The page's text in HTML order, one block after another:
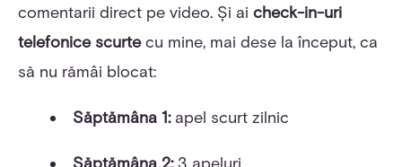
comentarii direct pe video. Și ai check-in-uri
telefonice scurtecu mine, mai dese la început, ca
să nu rămâi blocat:
Săptămâna 1:apel scurt zilnic
Săptămâna 2:3 apeluri